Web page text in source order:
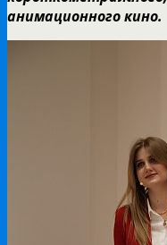
анимационного кино.